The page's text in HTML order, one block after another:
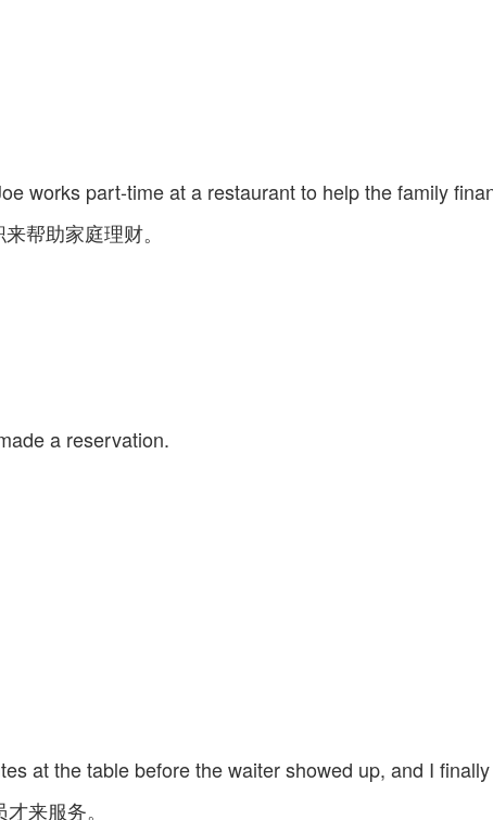
works part-time at a restaurant to help the family
帮助家庭理财。
a reservation.
at the table before the waiter showed up, and I
来服务。